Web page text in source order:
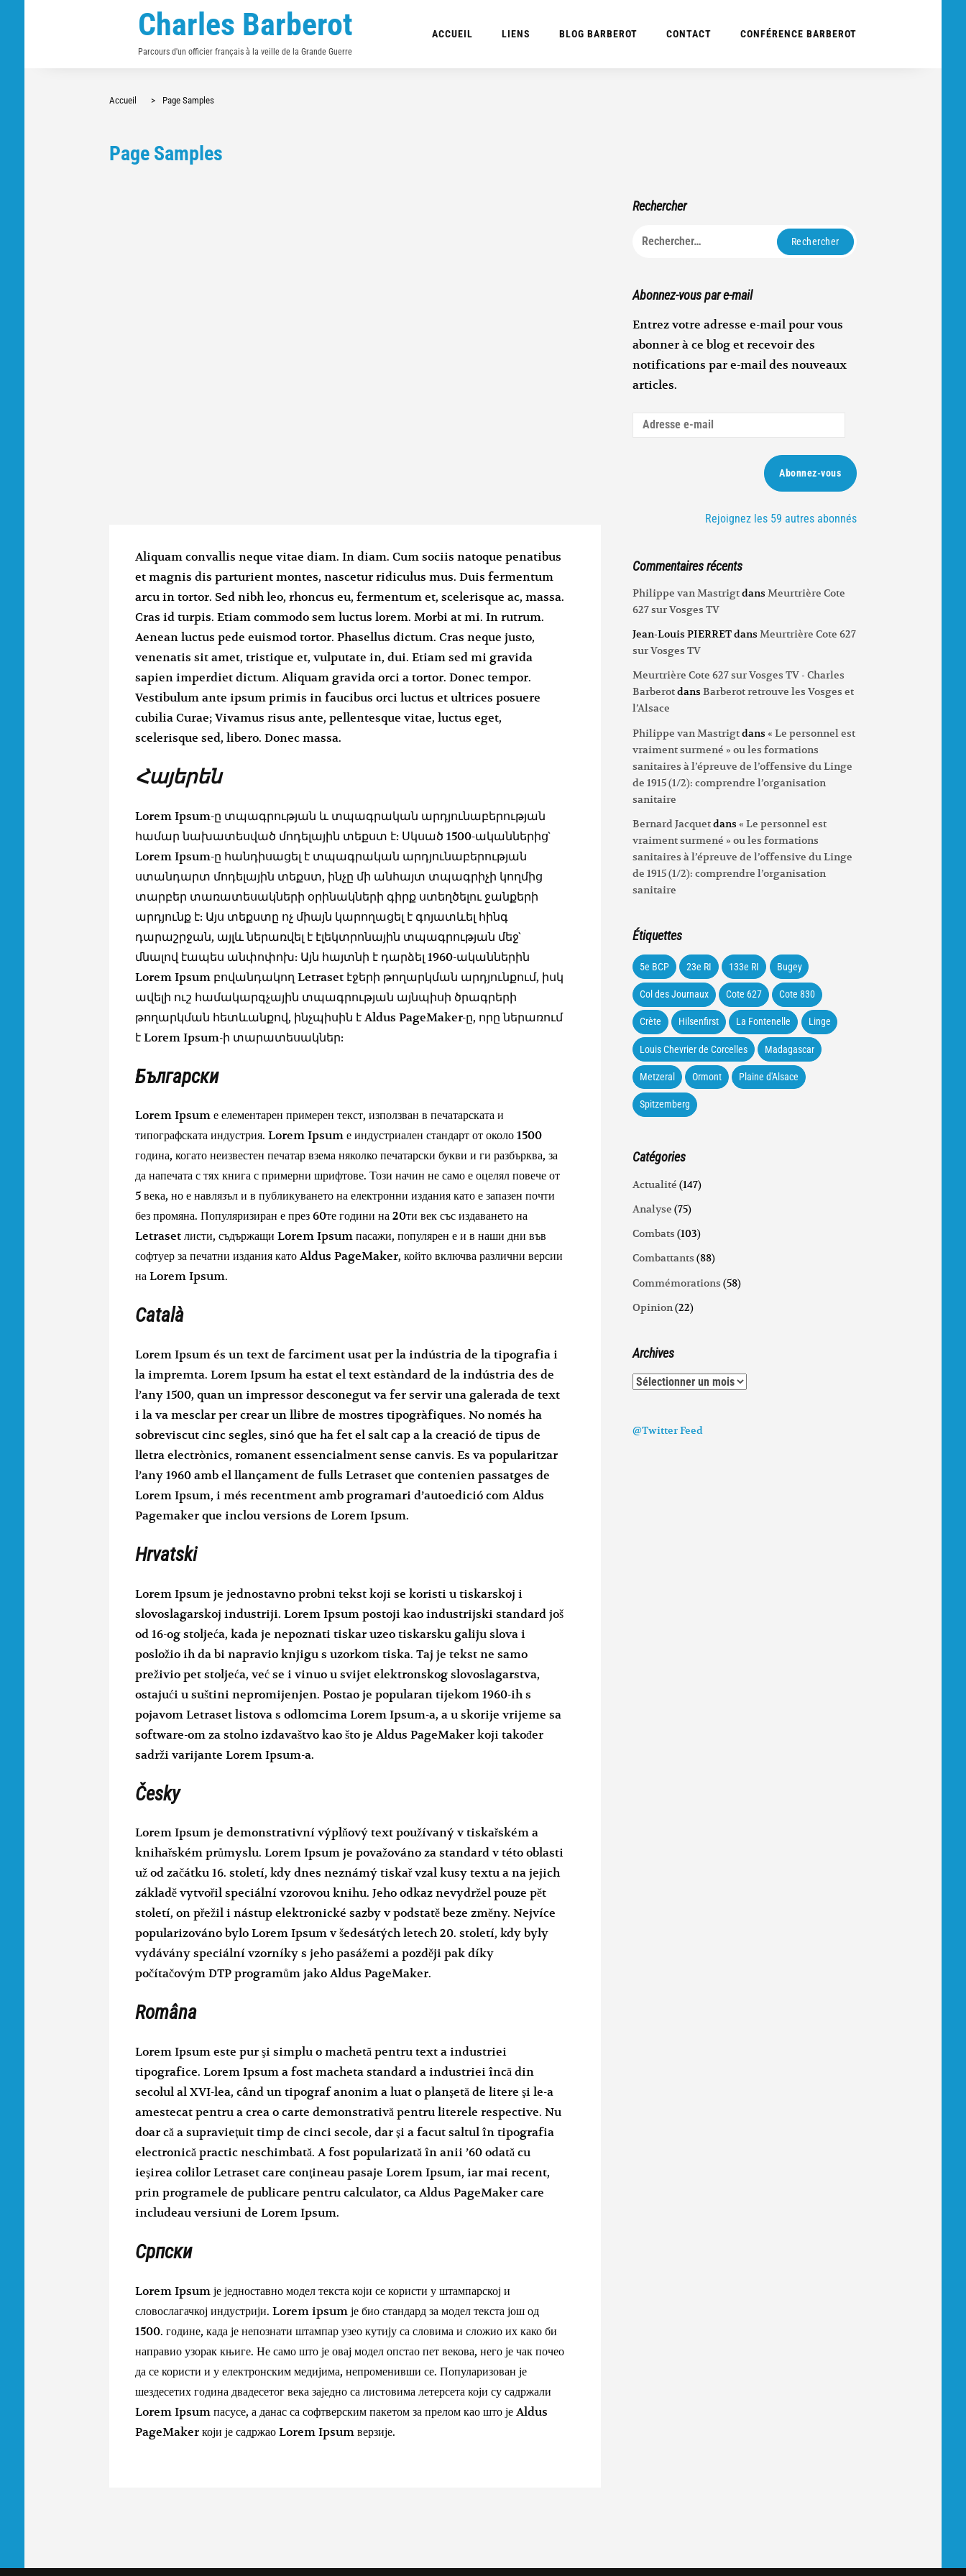
Charles Barberot
Parcours d'un officier français à la veille de la Grande Guerre
ACCUEIL LIENS BLOG BARBEROT CONTACT CONFÉRENCE BARBEROT
Accueil > Page Samples
Page Samples
Aliquam convallis neque vitae diam. In diam. Cum sociis natoque penatibus
et magnis dis parturient montes, nascetur ridiculus mus. Duis fermentum
arcu in tortor. Sed nibh leo, rhoncus eu, fermentum et, scelerisque ac, massa.
Cras id turpis. Etiam commodo sem luctus lorem. Morbi at mi. In rutrum.
Aenean luctus pede euismod tortor. Phasellus dictum. Cras neque justo,
venenatis sit amet, tristique et, vulputate in, dui. Etiam sed mi gravida
sapien imperdiet dictum. Aliquam gravida orci a tortor. Donec tempor.
Vestibulum ante ipsum primis in faucibus orci luctus et ultrices posuere
cubilia Curae; Vivamus risus ante, pellentesque vitae, luctus eget,
scelerisque sed, libero. Donec massa.
Հայերեն
Lorem Ipsum-ը տպագրության և տպագրական արդյունաբերության
համար նախատեսված մոդելային տեքստ է: Սկսած 1500-ականներից`
Lorem Ipsum-ը հանդիսացել է տպագրական արդյունաբերության
ստանդարտ մոդելային տեքստ, ինչը մի անհայտ տպագրիչի կողմից
տարբեր տառատեսակների օրինակների գիրք ստեղծելու ջանքերի
արդյունք է: Այս տեքստը ոչ միայն կարողացել է գոյատևել հինգ
դարաշրջան, այլև ներառվել է էլեկտրոնային տպագրության մեջ`
մնալով էապես անփոփոխ: Այն հայտնի է դարձել 1960-ականներին
Lorem Ipsum բովանդակող Letraset էջերի թողարկման արդյունքում, իսկ
ավելի ուշ համակարգչային տպագրության այնպիսի ծրագրերի
թողարկման հետևանքով, ինչպիսին է Aldus PageMaker-ը, որը ներառում
է Lorem Ipsum-ի տարատեսակներ:
Български
Lorem Ipsum е елементарен примерен текст, използван в печатарската и
типографската индустрия. Lorem Ipsum е индустриален стандарт от около 1500
година, когато неизвестен печатар взема няколко печатарски букви и ги разбърква, за
да напечата с тях книга с примерни шрифтове. Този начин не само е оцелял повече от
5 века, но е навлязъл и в публикуването на електронни издания като е запазен почти
без промяна. Популяризиран е през 60те години на 20ти век със издаването на
Letraset листи, съдържащи Lorem Ipsum пасажи, популярен е и в наши дни във
софтуер за печатни издания като Aldus PageMaker, който включва различни версии
на Lorem Ipsum.
Català
Lorem Ipsum és un text de farciment usat per la indústria de la tipografia i
la impremta. Lorem Ipsum ha estat el text estàndard de la indústria des de
l’any 1500, quan un impressor desconegut va fer servir una galerada de text
i la va mesclar per crear un llibre de mostres tipogràfiques. No només ha
sobreviscut cinc segles, sinó que ha fet el salt cap a la creació de tipus de
lletra electrònics, romanent essencialment sense canvis. Es va popularitzar
l’any 1960 amb el llançament de fulls Letraset que contenien passatges de
Lorem Ipsum, i més recentment amb programari d’autoedició com Aldus
Pagemaker que inclou versions de Lorem Ipsum.
Hrvatski
Lorem Ipsum je jednostavno probni tekst koji se koristi u tiskarskoj i
slovoslagarskoj industriji. Lorem Ipsum postoji kao industrijski standard još
od 16-og stoljeća, kada je nepoznati tiskar uzeo tiskarsku galiju slova i
posložio ih da bi napravio knjigu s uzorkom tiska. Taj je tekst ne samo
preživio pet stoljeća, već se i vinuo u svijet elektronskog slovoslagarstva,
ostajući u suštini nepromijenjen. Postao je popularan tijekom 1960-ih s
pojavom Letraset listova s odlomcima Lorem Ipsum-a, a u skorije vrijeme sa
software-om za stolno izdavaštvo kao što je Aldus PageMaker koji također
sadrži varijante Lorem Ipsum-a.
Česky
Lorem Ipsum je demonstrativní výplňový text používaný v tiskařském a
knihařském průmyslu. Lorem Ipsum je považováno za standard v této oblasti
už od začátku 16. století, kdy dnes neznámý tiskař vzal kusy textu a na jejich
základě vytvořil speciální vzorovou knihu. Jeho odkaz nevydržel pouze pět
století, on přežil i nástup elektronické sazby v podstatě beze změny. Nejvíce
popularizováno bylo Lorem Ipsum v šedesátých letech 20. století, kdy byly
vydávány speciální vzorníky s jeho pasážemi a později pak díky
počítačovým DTP programům jako Aldus PageMaker.
Româna
Lorem Ipsum este pur şi simplu o machetă pentru text a industriei
tipografice. Lorem Ipsum a fost macheta standard a industriei încă din
secolul al XVI-lea, când un tipograf anonim a luat o planşetă de litere şi le-a
amestecat pentru a crea o carte demonstrativă pentru literele respective. Nu
doar că a supravieţuit timp de cinci secole, dar şi a facut saltul în tipografia
electronică practic neschimbată. A fost popularizată în anii ’60 odată cu
ieşirea colilor Letraset care conţineau pasaje Lorem Ipsum, iar mai recent,
prin programele de publicare pentru calculator, ca Aldus PageMaker care
includeau versiuni de Lorem Ipsum.
Српски
Lorem Ipsum је једноставно модел текста који се користи у штампарској и
словослагачкој индустрији. Lorem ipsum је био стандард за модел текста још од
1500. године, када је непознати штампар узео кутију са словима и сложио их како би
направио узорак књиге. Не само што је овај модел опстао пет векова, него је чак почео
да се користи и у електронским медијима, непроменивши се. Популаризован је
шездесетих година двадесетог века заједно са листовима летерсета који су садржали
Lorem Ipsum пасусе, а данас са софтверским пакетом за прелом као што је Aldus
PageMaker који је садржао Lorem Ipsum верзије.
Rechercher
Rechercher :
Abonnez-vous par e-mail
Entrez votre adresse e-mail pour vous
abonner à ce blog et recevoir des
notifications par e-mail des nouveaux
articles.
Adresse
Abonnez-vous
Rejoignez les 59 autres abonnés
Commentaires récents
Philippe van Mastrigtdans Meurtrière Cote
627 sur Vosges TV
Jean-Louis PIERRETdans Meurtrière Cote 627
sur Vosges TV
Meurtrière Cote 627 sur Vosges TV - Charles
Barberotdans Barberot retrouve les Vosges et
l’Alsace
Philippe van Mastrigtdans « Le personnel est
vraiment surmené » ou les formations
sanitaires à l’épreuve de l’offensive du Linge
de 1915 (1/2): comprendre l’organisation
sanitaire
Bernard Jacquetdans « Le personnel est
vraiment surmené » ou les formations
sanitaires à l’épreuve de l’offensive du Linge
de 1915 (1/2): comprendre l’organisation
sanitaire
Étiquettes
5e BCP 23e RI 133e RI Bugey
Col des Journaux Cote 627 Cote 830
Crète Hilsenfirst La Fontenelle Linge
Louis Chevrier de Corcelles Madagascar
Metzeral Ormont Plaine d'Alsace
Spitzemberg
Catégories
Actualité (147)
Analyse (75)
Combats (103)
Combattants (88)
Commémorations (58)
Opinion(22)
Archives
Archives
@Twitter Feed